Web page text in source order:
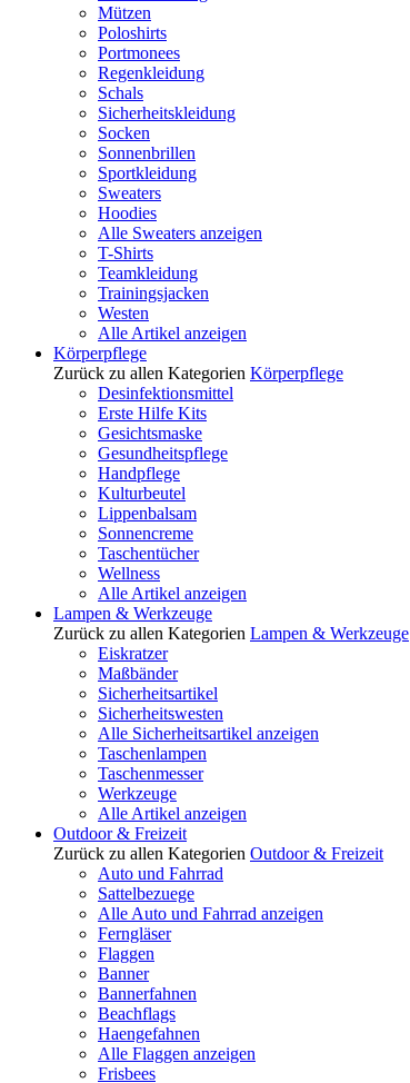
Mützen
Poloshirts
Portmonees
Regenkleidung
Schals
Sicherheitskleidung
Socken
Sonnenbrillen
Sportkleidung
Sweaters
Hoodies
Alle Sweaters anzeigen
T-Shirts
Teamkleidung
Trainingsjacken
Westen
Alle Artikel anzeigen
Körperpflege
Zurück zu allen Kategorien Körperpflege
Desinfektionsmittel
Erste Hilfe Kits
Gesichtsmaske
Gesundheitspflege
Handpflege
Kulturbeutel
Lippenbalsam
Sonnencreme
Taschentücher
Wellness
Alle Artikel anzeigen
Lampen & Werkzeuge
Zurück zu allen Kategorien Lampen & Werkzeuge
Eiskratzer
Maßbänder
Sicherheitsartikel
Sicherheitswesten
Alle Sicherheitsartikel anzeigen
Taschenlampen
Taschenmesser
Werkzeuge
Alle Artikel anzeigen
Outdoor & Freizeit
Zurück zu allen Kategorien Outdoor & Freizeit
Auto und Fahrrad
Sattelbezuege
Alle Auto und Fahrrad anzeigen
Ferngläser
Flaggen
Banner
Bannerfahnen
Beachflags
Haengefahnen
Alle Flaggen anzeigen
Frisbees